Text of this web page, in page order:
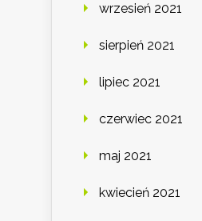
wrzesień 2021
sierpień 2021
lipiec 2021
czerwiec 2021
maj 2021
kwiecień 2021